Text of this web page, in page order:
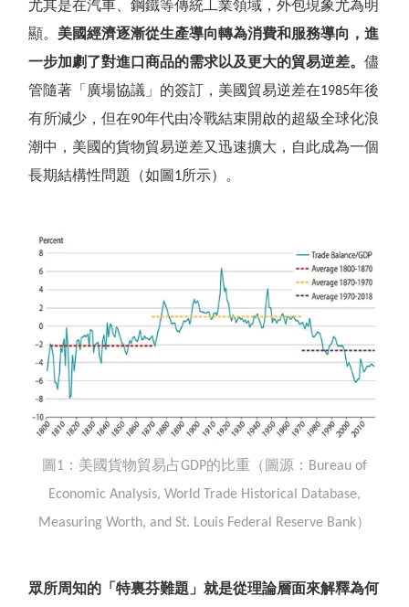
尤其是在汽車、鋼鐵等傳統工業領域，外包現象尤為明
顯。 美國經濟逐漸從生產導向轉為消費和服務導向，進
一步加劇了對進口商品的需求以及更大的貿易逆差。儘
管隨著 「 廣場協議 」 的簽訂，美國貿易逆差在1985年後
有所減少，但在90年代由冷戰結束開啟的超級全球化浪
潮中，美國的貨物貿易逆差又迅速擴大，自此成為一個
長期結構性問題（如圖 1所示）。
圖 1 ：美國貨物貿易占GDP的比重（圖源： Bureau of
Economic Analysis, World Trade Historical Database,
Measuring Worth, and St. Louis Federal Reserve Bank）
眾所周知的 「特裏芬難題 」就是從理論層面來解釋為何